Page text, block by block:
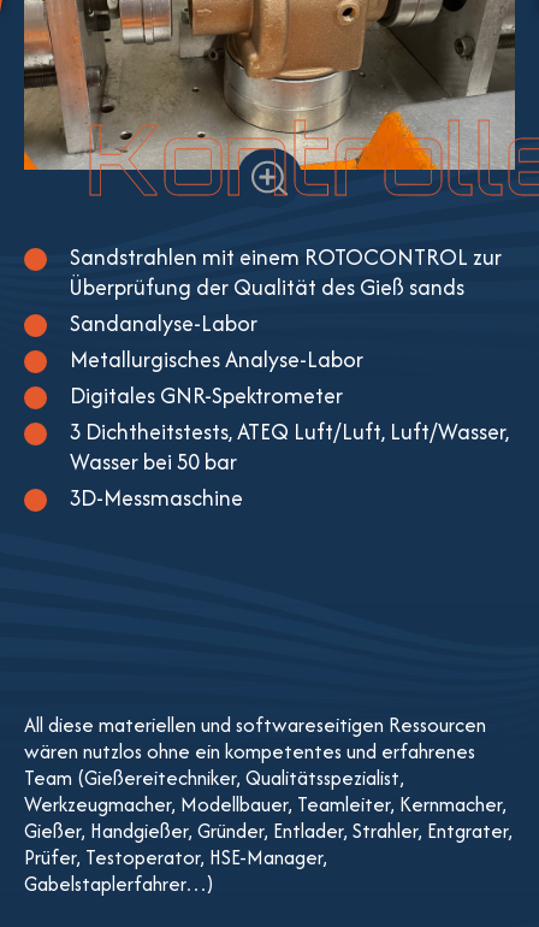
Sandstrahlen mit einem ROTOCONTROL zur
Überprüfung der Qualität des Gieß sands
Sandanalyse-Labor
Metallurgisches Analyse-Labor
Digitales GNR-Spektrometer
3 Dichtheitstests, ATEQ Luft/Luft, Luft/Wasser,
Wasser bei 50 bar
3D-Messmaschine
All diese materiellen und softwareseitigen Ressourcen
wären nutzlos ohne ein kompetentes und erfahrenes
Team (Gießereitechniker, Qualitätsspezialist,
Werkzeugmacher, Modellbauer, Teamleiter, Kernmacher,
Gießer, Handgießer, Gründer, Entlader, Strahler, Entgrater,
Prüfer, Testoperator, HSE-Manager,
Gabelstaplerfahrer…)